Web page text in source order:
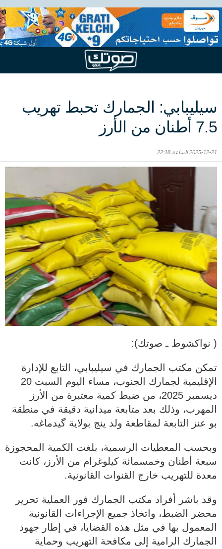
سيليبابي: الجمارك تحبط تهريب
7.5 أطنان من الأرز
2025-12-21 الساعة 22:18
( نواكشوط ـ صوتك):
تمكن مكتب الجمارك في سيليبابي، التابع للإدارة
الإقليمية لجمارك الجنوب، مساء اليوم السبت 20
ديسمبر 2025، من ضبط كمية معتبرة من الأرز
المهرب، وذلك بعد متابعة ميدانية دقيقة في منطقة
بو عنز التابعة لمقاطعة ولد ينج بولاية گيدماغه.
وبحسب المعطيات الرسمية، بلغت الكمية المحجوزة
سبعة أطنان وخمسمائة كيلوغرام من الأرز، كانت
معدة للتهريب خارج القنوات القانونية.
وقد باشر أفراد مكتب الجمارك فور العملية تحرير
محضر الضبط، واتخاذ جميع الإجراءات القانونية
المعمول بها في مثل هذه القضايا، في إطار جهود
الجمارك الرامية إلى مكافحة التهريب وحماية